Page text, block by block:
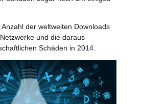
der weltweiten Downloads
und die daraus
Schäden in 2014.